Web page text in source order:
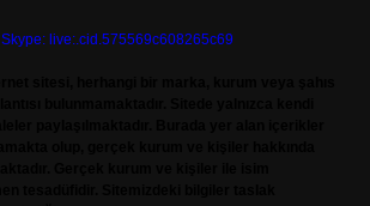
Skype: live:.cid.575569c608265c69